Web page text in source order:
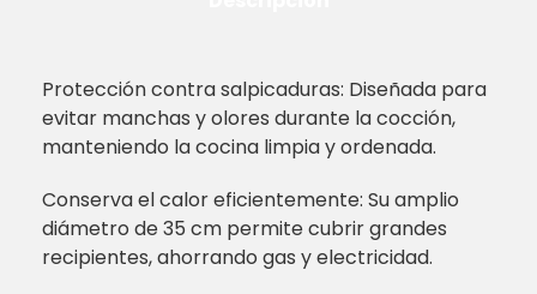
Protección contra salpicaduras: Diseñada para
evitar manchas y olores durante la cocción,
manteniendo la cocina limpia y ordenada.
Conserva el calor eficientemente: Su amplio
diámetro de 35 cm permite cubrir grandes
recipientes, ahorrando gas y electricidad.